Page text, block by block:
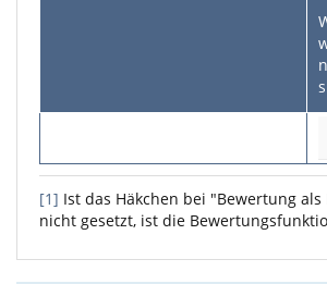
[1] Ist das Häkchen bei "Bewertung als
nicht gesetzt, ist die